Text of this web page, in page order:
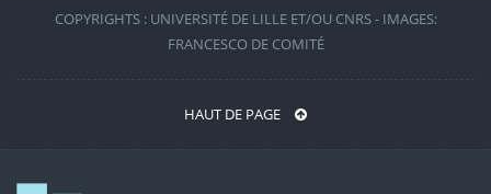
COPYRIGHTS : UNIVERSITÉ DE LILLE ET/OU CNRS - IMAGES:
FRANCESCO DE COMITÉ
HAUT DE PAGE